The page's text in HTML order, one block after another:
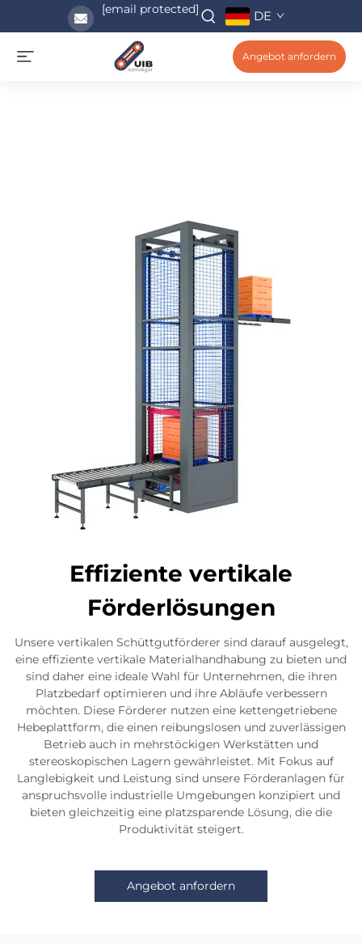
[email protected] DE
Angebot anfordern
Effiziente vertikale
Förderlösungen
Unsere vertikalen Schüttgutförderer sind darauf ausgelegt,
eine effiziente vertikale Materialhandhabung zu bieten und
sind daher eine ideale Wahl für Unternehmen, die ihren
Platzbedarf optimieren und ihre Abläufe verbessern
möchten. Diese Förderer nutzen eine kettengetriebene
Hebeplattform, die einen reibungslosen und zuverlässigen
Betrieb auch in mehrstöckigen Werkstätten und
stereoskopischen Lagern gewährleistet. Mit Fokus auf
Langlebigkeit und Leistung sind unsere Förderanlagen für
anspruchsvolle industrielle Umgebungen konzipiert und
bieten gleichzeitig eine platzsparende Lösung, die die
Produktivität steigert.
Angebot anfordern